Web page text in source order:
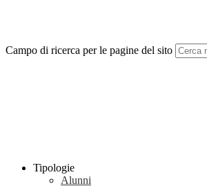
Campo di ricerca per le pagine del sito
Tipologie
Alunni